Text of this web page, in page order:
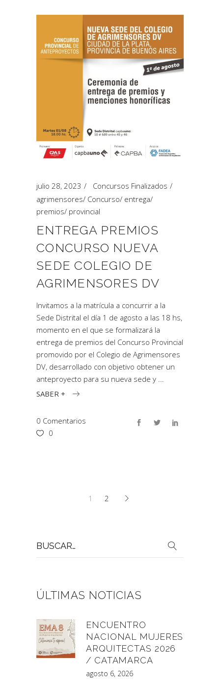
julio 28, 2023
Concursos Finalizados
agrimensores/ Concurso/ entrega/
premios/ provincial
ENTREGA PREMIOS
CONCURSO NUEVA
SEDE COLEGIO DE
AGRIMENSORES DV
Invitamos a la matrícula a concurrir a la
Sede Distrital el día 1 de agosto a las 18 hs,
momento en el que se formalizará la
entrega de premios del Concurso Provincial
promovido por el Colegio de Agrimensores
DV, desarrollado con objetivo obtener un
anteproyecto para su nueva sede y
SABER +
0 Comentarios
0
1 2
por:
ÚLTIMAS NOTICIAS
ENCUENTRO
NACIONAL MUJERES
ARQUITECTAS 2026
/ CATAMARCA
agosto 6, 2026